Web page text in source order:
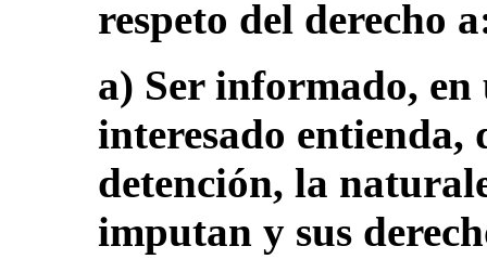
respeto del derecho
a) Ser informado,
interesado entienda,
detención, la
imputan y sus